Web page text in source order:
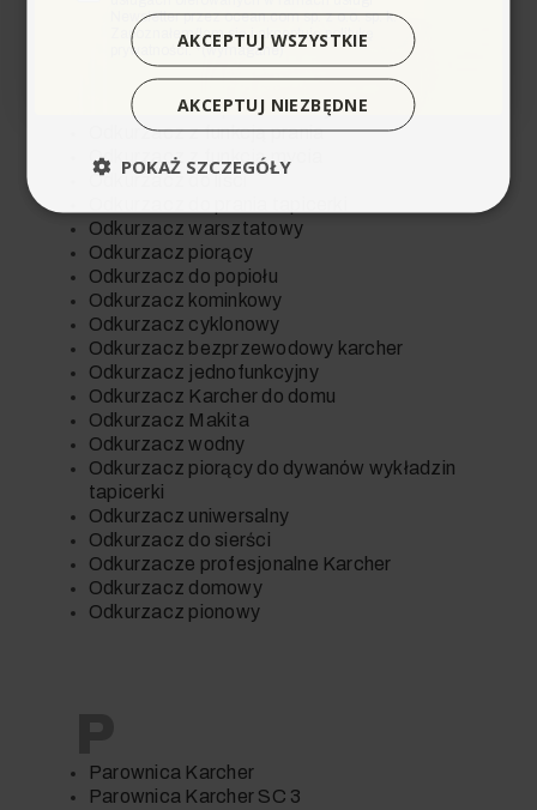
Oznaczenia odkurzaczy Karcher
Odkurzacz
Odkurzacz parowy
Odkurzacz profesjonalny
Odkurzacz bezprzewodowy
Odkurzacz z funkcją prania
Odkurzacz z funkcją mycia
Odkurzacz do liści
Odkurzacz warsztatowy
Odkurzacz piorący
Odkurzacz do popiołu
Odkurzacz kominkowy
Odkurzacz cyklonowy
Odkurzacz bezprzewodowy karcher
Odkurzacz jednofunkcyjny
Odkurzacz Karcher do domu
Odkurzacz Makita
Odkurzacz wodny
Odkurzacz piorący do dywanów wykładzin
tapicerki
Odkurzacz uniwersalny
Odkurzacz do sierści
Odkurzacze profesjonalne Karcher
Odkurzacz domowy
Odkurzacz pionowy
Parownica Karcher
Parownica Karcher SC 3
AKCEPTUJ WSZYSTKIE
AKCEPTUJ NIEZBĘDNE
POKAŻ SZCZEGÓŁY
Newsletter przez ocean.com sp. z o.o. sp. k.
Zapoznałem/łam się i akceptuję politykę
prywatności. *(wymagane)